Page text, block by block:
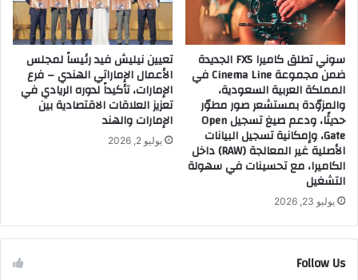
م
ي
ة
و
ا
ل
ح
ك
و
م
ي
.
.
ي
ة
ب
ر
ا
غ
ل
ل
ت
ع
ر
ف
ا
سوني تطلق كاميرا FX5 الجديدة
ضمن مجموعة Cinema Line في
المملكة العربية السعودية،
والمزوّدة بمستشعر صور مطوّر
حديثًا، ودعم صيغ تسجيل Open
Gate، وإمكانية تسجيل البيانات
الأصلية غير المعالجة (RAW) داخل
الكاميرا، مع تحسينات في سهولة
التشغيل
يوليو 23, 2026
تعيين نيليش فيد رئيساً لمجلس
الأعمال الإماراتي الهندي – فرع
الإمارات، تأكيداً لدوره الريادي في
تعزيز العلاقات الاقتصادية بين
الإمارات والهند
يوليو 2, 2026
Follow Us